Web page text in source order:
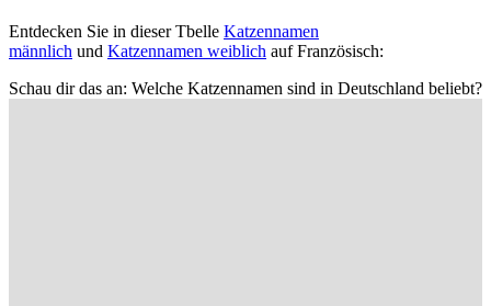
Entdecken Sie in dieser Tbelle Katzennamen
männlich und Katzennamen weiblich auf Französisch:
Schau dir das an: Welche Katzennamen sind in Deutschland beliebt?